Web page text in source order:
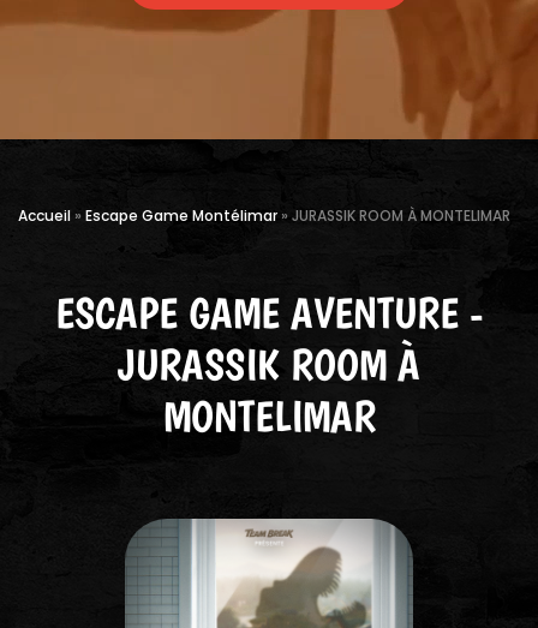
Accueil » Escape Game Montélimar»JURASSIK ROOM À MONTELIMAR
ESCAPE GAME AVENTURE -
JURASSIK ROOM À
MONTELIMAR